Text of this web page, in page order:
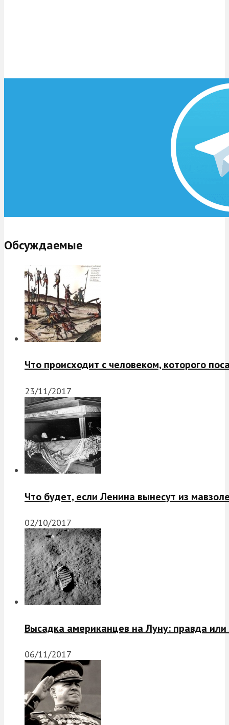
Обсуждаемые
Что происходит с человеком, которого
23/11/2017
Что будет, если Ленина вынесут из
02/10/2017
Высадка американцев на Луну: правда
06/11/2017